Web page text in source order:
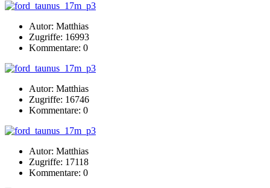
Autor: Matthias
Zugriffe: 16993
Kommentare: 0
Autor: Matthias
Zugriffe: 16746
Kommentare: 0
Autor: Matthias
Zugriffe: 17118
Kommentare: 0